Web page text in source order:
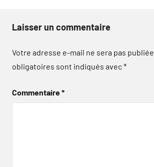
Laisser un commentaire
Votre adresse e-mail ne sera pas publiée.
obligatoires sont indiqués avec*
Commentaire*